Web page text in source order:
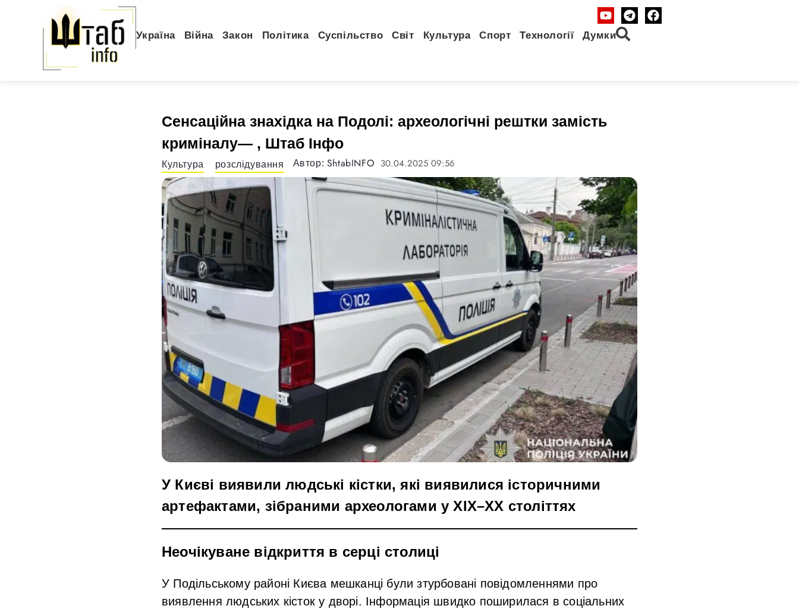
Україна Війна Закон Політика Суспільство Світ Культура Спорт Технології Думки
Сенсаційна знахідка на Подолі: археологічні рештки замість
криміналу— , Штаб Інфо
Культура розслідування Автор: ShtabINFO 30.04.2025 09:56
У Києві виявили людські кістки, які виявилися історичними
артефактами, зібраними археологами у XIX–XX століттях​
Неочікуване відкриття в серці столиці
У Подільському районі Києва мешканці були зтурбовані повідомленнями про
виявлення людських кісток у дворі. Інформація швидко поширилася в соціальних